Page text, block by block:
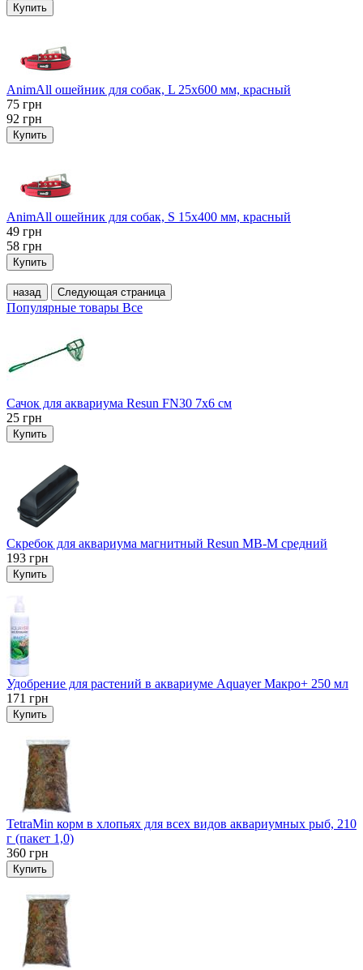
Купить
AnimAll ошейник для собак, L 25x600 мм, красный
75 грн
92 грн
Купить
AnimAll ошейник для собак, S 15х400 мм, красный
49 грн
58 грн
Купить
назад Следующая страница
Популярные товары Все
Сачок для аквариума Resun FN30 7х6 см
25 грн
Купить
Скребок для аквариума магнитный Resun MB-M средний
193 грн
Купить
Удобрение для растений в аквариуме Aquayer Макро+ 250 мл
171 грн
Купить
TetraMin корм в хлопьях для всех видов аквариумных рыб, 210
г (пакет 1,0)
360 грн
Купить